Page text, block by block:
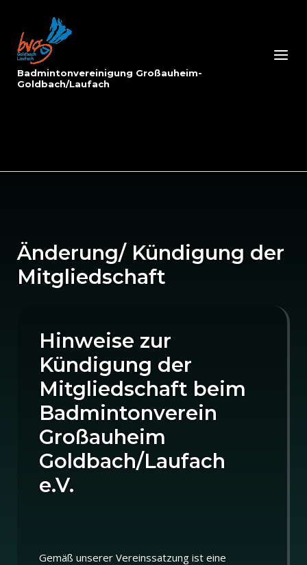
content
Badmintonvereinigung Großauheim-
Goldbach/Laufach
Menu
Änderung/ Kündigung der
Mitgliedschaft
Hinweise zur
Kündigung der
Mitgliedschaft beim
Badmintonverein
Großauheim
Goldbach/Laufach
e.V.
Gemäß unserer Vereinssatzung ist eine